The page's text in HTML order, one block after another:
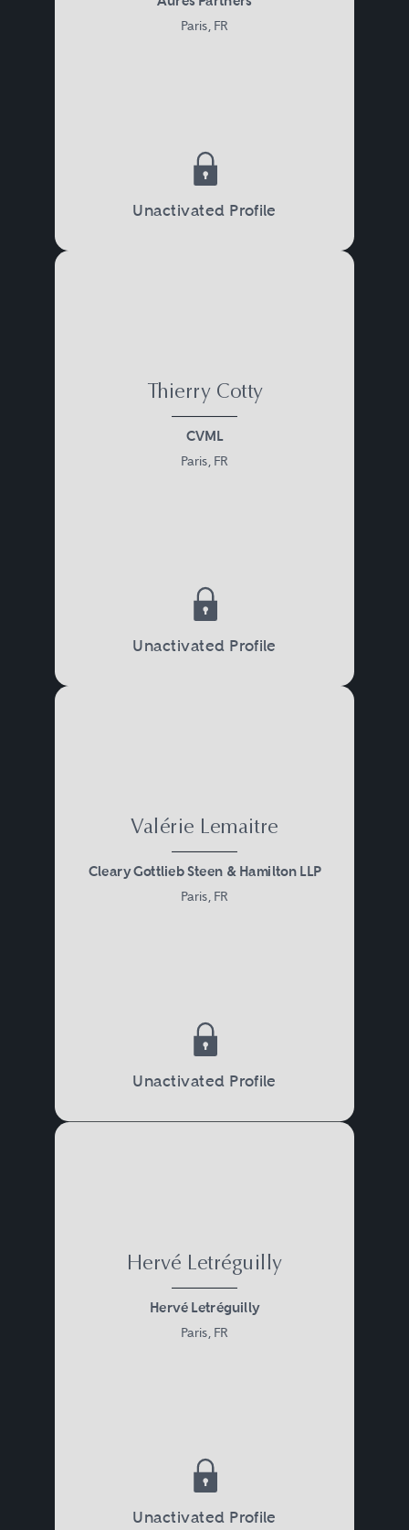
Paris, FR
Unactivated Profile
Thierry Cotty
CVML
Paris, FR
Unactivated Profile
Valérie Lemaitre
Cleary Gottlieb Steen & Hamilton LLP
Paris, FR
Unactivated Profile
Hervé Letréguilly
Hervé Letréguilly
Paris, FR
Unactivated Profile